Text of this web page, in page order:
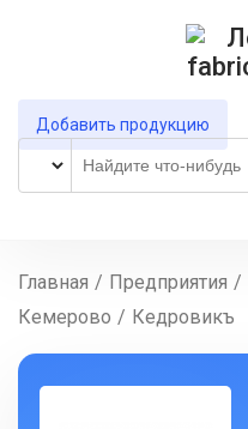
Добавить продукцию
Главная / Предприятия /
Кемерово / Кедровикъ